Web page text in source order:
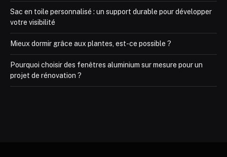
Sac en toile personnalisé : un support durable pour développer
votre visibilité
Mieux dormir grâce aux plantes, est-ce possible ?
Pourquoi choisir des fenêtres aluminium sur mesure pour un
projet de rénovation ?